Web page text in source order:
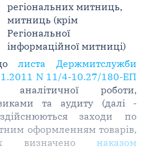
регіональних митниць,
митниць (крім
Регіональної
інформаційної митниці)
долиста Держмитслужби
N 11/4-10.27/180-ЕП
аналітичної роботи,
та аудиту (далі -
заходи по
оформленням товарів,
визначено наказом